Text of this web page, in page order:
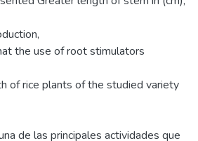
the use of root stimulators
of rice plants of the studied variety
de las principales actividades que